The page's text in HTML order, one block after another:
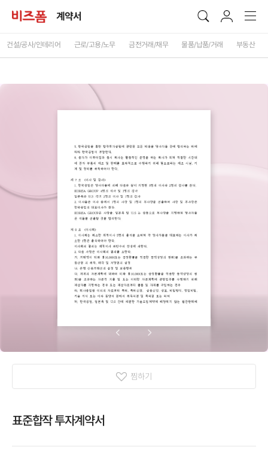
계약서
건설/공사/인테리어 근로/고용/노무 금전거래/채무 물품/납품/거래 부동산
찜하기
표준합작 투자계약서